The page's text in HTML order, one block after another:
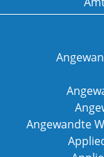
Angewandte